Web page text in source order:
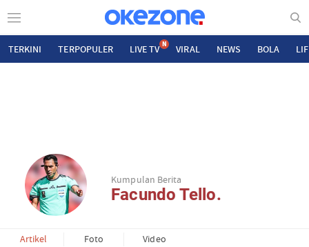
TERKINI TERPOPULER LIVE TV N VIRAL NEWS BOLA
Kumpulan Berita
Facundo Tello.
Artikel Foto Video